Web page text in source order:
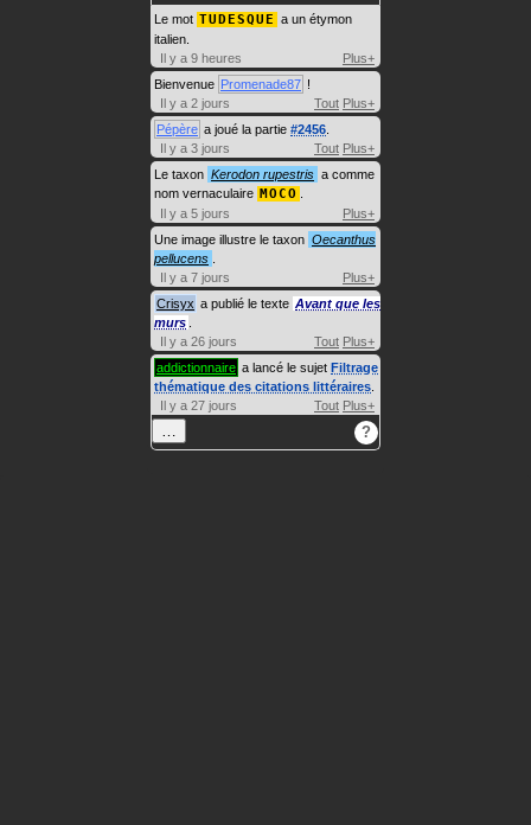
Le mot TUDESQUE a un étymon
italien.
Il y a 9 heures
Plus+
Bienvenue Promenade87 !
Il y a 2 jours
Tout Plus+
Pépère a joué la partie #2456
Il y a 3 jours
Tout Plus+
Le taxon Kerodon rupestris a comme
nom vernaculaire MOCO
Il y a 5 jours
Plus+
Une image illustre le taxon Oecanthus
pellucens
Il y a 7 jours
Plus+
Crisyx a publié le texte Avant que les
murs
Il y a 26 jours
Tout Plus+
addictionnaire a lancé le sujet Filtrage
thématique des citations littéraires
Il y a 27 jours
Tout Plus+
?